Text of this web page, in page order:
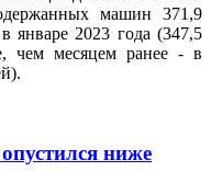
машин 371,9
январе 2023 года (347,5
чем месяцем ранее - в
ниже